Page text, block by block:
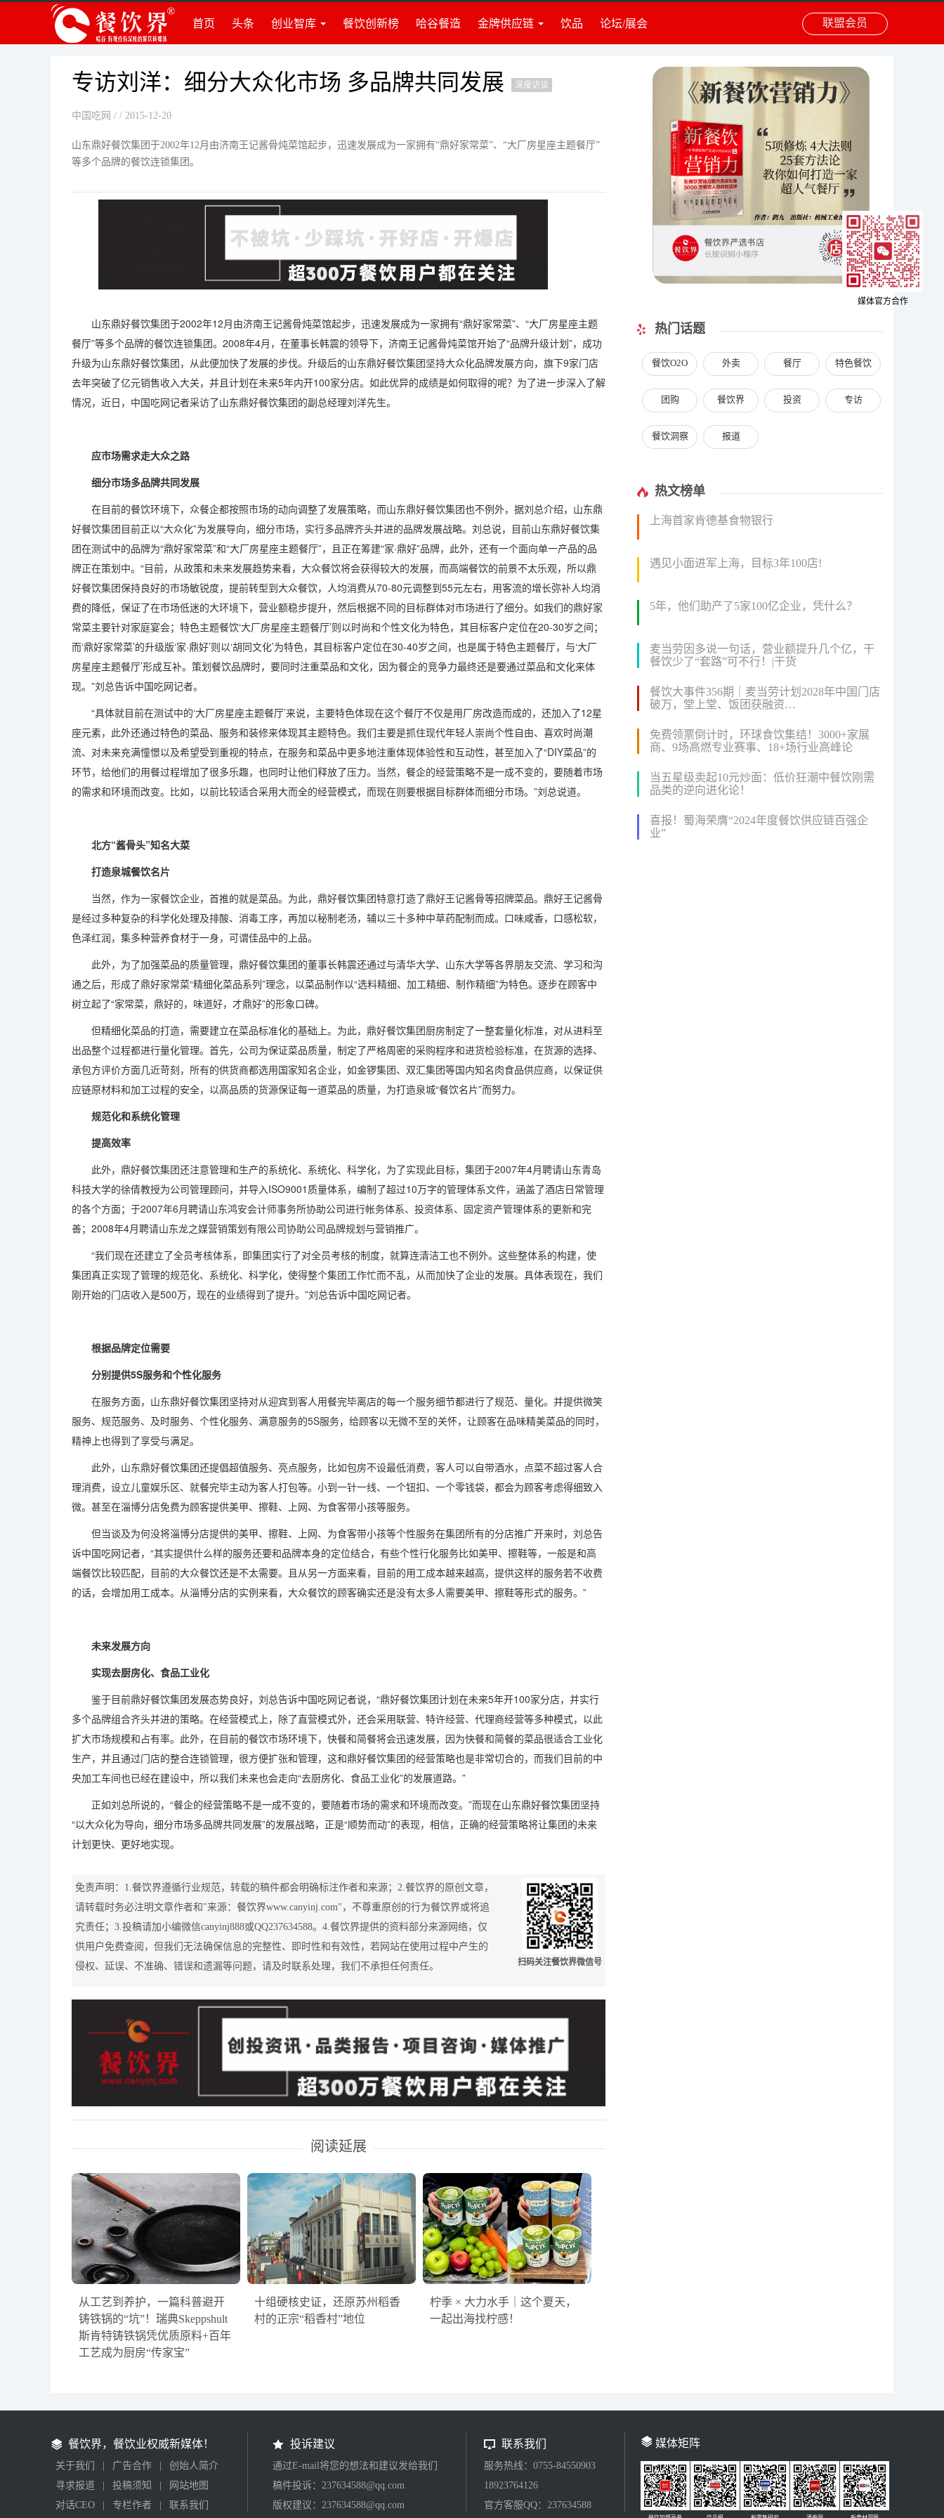
首页 头条 创业智库
创业准备
创业资讯
组建团队
品牌营销
创投资讯
餐饮创新榜 哈谷餐造 金牌供应链
食材
调料
门店装修
设备设施
饮品 论坛/展会 联盟会员
专访刘洋：细分大众化市场 多品牌共同发展 深度访谈
中国吃网 / / 2015-12-20
山东鼎好餐饮集团于2002年12月由济南王记酱骨炖菜馆起步，迅速发展成为一家拥有“鼎好家常菜”、“大厂房星座主题餐厅”
等多个品牌的餐饮连锁集团。
山东鼎好餐饮集团于2002年12月由济南王记酱骨炖菜馆起步，迅速发展成为一家拥有“鼎好家常菜”、“大厂房星座主题
餐厅”等多个品牌的餐饮连锁集团。2008年4月，在董事长韩震的领导下，济南王记酱骨炖菜馆开始了“品牌升级计划”，成功
升级为山东鼎好餐饮集团，从此便加快了发展的步伐。升级后的山东鼎好餐饮集团坚持大众化品牌发展方向，旗下9家门店
去年突破了亿元销售收入大关，并且计划在未来5年内开100家分店。如此优异的成绩是如何取得的呢？为了进一步深入了解
情况，近日，中国吃网记者采访了山东鼎好餐饮集团的副总经理刘洋先生。
应市场需求走大众之路
细分市场多品牌共同发展
在目前的餐饮环境下，众餐企都按照市场的动向调整了发展策略，而山东鼎好餐饮集团也不例外，据刘总介绍，山东鼎
好餐饮集团目前正以“大众化”为发展导向，细分市场，实行多品牌齐头并进的品牌发展战略。刘总说，目前山东鼎好餐饮集
团在测试中的品牌为“鼎好家常菜”和“大厂房星座主题餐厅”，且正在筹建“家·鼎好”品牌，此外，还有一个面向单一产品的品
牌正在策划中。“目前，从政策和未来发展趋势来看，大众餐饮将会获得较大的发展，而高端餐饮的前景不太乐观，所以鼎
好餐饮集团保持良好的市场敏锐度，提前转型到大众餐饮，人均消费从70-80元调整到55元左右，用客流的增长弥补人均消
费的降低，保证了在市场低迷的大环境下，营业额稳步提升，然后根据不同的目标群体对市场进行了细分。如我们的鼎好家
常菜主要针对家庭宴会；特色主题餐饮‘大厂房星座主题餐厅’则以时尚和个性文化为特色，其目标客户定位在20-30岁之间；
而‘鼎好家常菜’的升级版‘家·鼎好’则以‘胡同文化’为特色，其目标客户定位在30-40岁之间，也是属于特色主题餐厅，与‘大厂
房星座主题餐厅’形成互补。策划餐饮品牌时，要同时注重菜品和文化，因为餐企的竞争力最终还是要通过菜品和文化来体
现。”刘总告诉中国吃网记者。
“具体就目前在测试中的‘大厂房星座主题餐厅’来说，主要特色体现在这个餐厅不仅是用厂房改造而成的，还加入了12星
座元素，此外还通过特色的菜品、服务和装修来体现其主题特色。我们主要是抓住现代年轻人崇尚个性自由、喜欢时尚潮
流、对未来充满憧憬以及希望受到重视的特点，在服务和菜品中更多地注重体现体验性和互动性，甚至加入了“DIY菜品”的
环节，给他们的用餐过程增加了很多乐趣，也同时让他们释放了压力。当然，餐企的经营策略不是一成不变的，要随着市场
的需求和环境而改变。比如，以前比较适合采用大而全的经营模式，而现在则要根据目标群体而细分市场。”刘总说道。
北方“酱骨头”知名大菜
打造泉城餐饮名片
当然，作为一家餐饮企业，首推的就是菜品。为此，鼎好餐饮集团特意打造了鼎好王记酱骨等招牌菜品。鼎好王记酱骨
是经过多种复杂的科学化处理及排酸、消毒工序，再加以秘制老汤，辅以三十多种中草药配制而成。口味咸香，口感松软，
色泽红润，集多种营养食材于一身，可谓佳品中的上品。
此外，为了加强菜品的质量管理，鼎好餐饮集团的董事长韩震还通过与清华大学、山东大学等各界朋友交流、学习和沟
通之后，形成了鼎好家常菜“精细化菜品系列”理念，以菜品制作以“选料精细、加工精细、制作精细”为特色。逐步在顾客中
树立起了“家常菜，鼎好的，味道好，才鼎好”的形象口碑。
但精细化菜品的打造，需要建立在菜品标准化的基础上。为此，鼎好餐饮集团厨房制定了一整套量化标准，对从进料至
出品整个过程都进行量化管理。首先，公司为保证菜品质量，制定了严格周密的采购程序和进货检验标准，在货源的选择、
承包方评价方面几近苛刻，所有的供货商都选用国家知名企业，如金锣集团、双汇集团等国内知名肉食品供应商，以保证供
应链原材料和加工过程的安全，以高品质的货源保证每一道菜品的质量，为打造泉城“餐饮名片”而努力。
规范化和系统化管理
提高效率
此外，鼎好餐饮集团还注意管理和生产的系统化、系统化、科学化，为了实现此目标，集团于2007年4月聘请山东青岛
科技大学的徐倩教授为公司管理顾问，并导入ISO9001质量体系，编制了超过10万字的管理体系文件，涵盖了酒店日常管理
的各个方面；于2007年6月聘请山东鸿安会计师事务所协助公司进行帐务体系、投资体系、固定资产管理体系的更新和完
善；2008年4月聘请山东龙之媒营销策划有限公司协助公司品牌规划与营销推广。
“我们现在还建立了全员考核体系，即集团实行了对全员考核的制度，就算连清洁工也不例外。这些整体系的构建，使
集团真正实现了管理的规范化、系统化、科学化，使得整个集团工作忙而不乱，从而加快了企业的发展。具体表现在，我们
刚开始的门店收入是500万，现在的业绩得到了提升。”刘总告诉中国吃网记者。
根据品牌定位需要
分别提供5S服务和个性化服务
在服务方面，山东鼎好餐饮集团坚持对从迎宾到客人用餐完毕离店的每一个服务细节都进行了规范、量化。并提供微笑
服务、规范服务、及时服务、个性化服务、满意服务的5S服务，给顾客以无微不至的关怀，让顾客在品味精美菜品的同时，
精神上也得到了享受与满足。
此外，山东鼎好餐饮集团还提倡超值服务、亮点服务，比如包房不设最低消费，客人可以自带酒水，点菜不超过客人合
理消费，设立儿童娱乐区、就餐完毕主动为客人打包等。小到一针一线、一个钮扣、一个零钱袋，都会为顾客考虑得细致入
微。甚至在淄博分店免费为顾客提供美甲、擦鞋、上网、为食客带小孩等服务。
但当谈及为何没将淄博分店提供的美甲、擦鞋、上网、为食客带小孩等个性服务在集团所有的分店推广开来时，刘总告
诉中国吃网记者，“其实提供什么样的服务还要和品牌本身的定位结合，有些个性行化服务比如美甲、擦鞋等，一般是和高
端餐饮比较匹配，目前的大众餐饮还是不太需要。且从另一方面来看，目前的用工成本越来越高，提供这样的服务若不收费
的话，会增加用工成本。从淄博分店的实例来看，大众餐饮的顾客确实还是没有太多人需要美甲、擦鞋等形式的服务。”
未来发展方向
实现去厨房化、食品工业化
鉴于目前鼎好餐饮集团发展态势良好，刘总告诉中国吃网记者说，“鼎好餐饮集团计划在未来5年开100家分店，并实行
多个品牌组合齐头并进的策略。在经营模式上，除了直营模式外，还会采用联营、特许经营、代理商经营等多种模式，以此
扩大市场规模和占有率。此外，在目前的餐饮市场环境下，快餐和简餐将会迅速发展，因为快餐和简餐的菜品很适合工业化
生产，并且通过门店的整合连锁管理，很方便扩张和管理，这和鼎好餐饮集团的经营策略也是非常切合的，而我们目前的中
央加工车间也已经在建设中，所以我们未来也会走向“去厨房化、食品工业化”的发展道路。”
正如刘总所说的，“餐企的经营策略不是一成不变的，要随着市场的需求和环境而改变。”而现在山东鼎好餐饮集团坚持
“以大众化为导向，细分市场多品牌共同发展”的发展战略，正是“顺势而动”的表现，相信，正确的经营策略将让集团的未来
计划更快、更好地实现。
免责声明：1.餐饮界遵循行业规范，转载的稿件都会明确标注作者和来源；2.餐饮界的原创文章，
请转载时务必注明文章作者和"来源：餐饮界www.canyinj.com"，不尊重原创的行为餐饮界或将追
究责任；3.投稿请加小编微信canyinj888或QQ237634588。4.餐饮界提供的资料部分来源网络，仅
供用户免费查阅，但我们无法确保信息的完整性、即时性和有效性，若网站在使用过程中产生的
侵权、延误、不准确、错误和遗漏等问题，请及时联系处理，我们不承担任何责任。
扫码关注餐饮界微信号
阅读延展
从工艺到养护，一篇科普避开
铸铁锅的“坑”！瑞典Skeppshult
斯肯特铸铁锅凭优质原料+百年
工艺成为厨房“传家宝”
十组硬核史证，还原苏州稻香
村的正宗“稻香村”地位
柠季 × 大力水手｜这个夏天，
一起出海找柠感！
热门话题
餐饮O2O 外卖 餐厅 特色餐饮
团购 餐饮界 投资 专访
餐饮洞察 报道
热文榜单
上海首家肯德基食物银行
遇见小面进军上海，目标3年100店!
5年，他们助产了5家100亿企业，凭什么？
麦当劳因多说一句话，营业额提升几个亿，干
餐饮少了“套路”可不行！|干货
餐饮大事件356期｜麦当劳计划2028年中国门店
破万，堂上堂、饭团获融资…
免费领票倒计时，环球食饮集结！3000+家展
商、9场高燃专业赛事、18+场行业高峰论
当五星级卖起10元炒面：低价狂潮中餐饮刚需
品类的逆向进化论！
喜报！蜀海荣膺“2024年度餐饮供应链百强企
业”
餐饮界，餐饮业权威新媒体！
关于我们 广告合作
创始人简介
寻求报道
投稿须知
网站地图
对话CEO
专栏作者 联系我们
投诉建议
通过E-mail将您的想法和建议发给我们
稿件投诉：237634588@qq.com
版权建议：237634588@qq.com
联系我们
服务热线：0755-84550903
18923764126
官方客服QQ：237634588
媒体矩阵
媒体官方合作